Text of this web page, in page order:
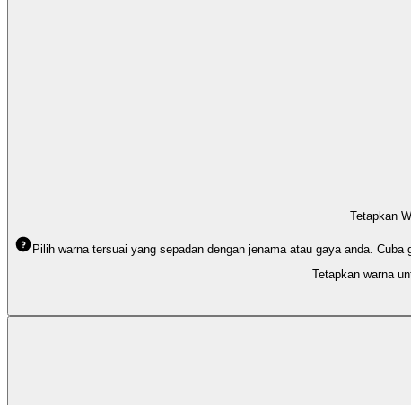
Tetapkan
Pilih warna tersuai yang sepadan dengan jenama atau gaya anda.
Tetapkan warna